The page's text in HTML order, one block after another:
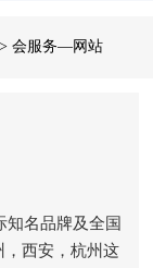
> 会服务—网站
知名品牌及全国
，西安，杭州这